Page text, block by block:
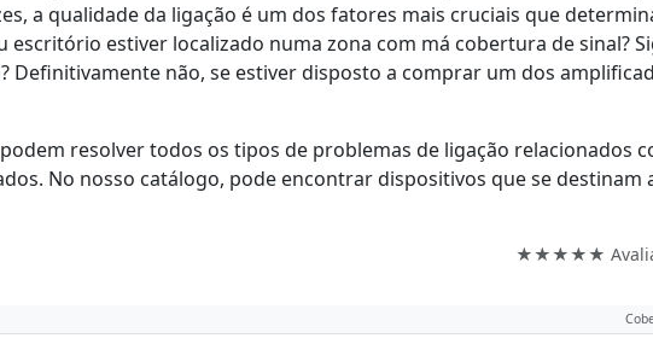
a qualidade da ligação é um dos fatores mais cruciais que
escritório estiver localizado numa zona com má cobertura de sinal?
Definitivamente não, se estiver disposto a comprar um dos
resolver todos os tipos de problemas de ligação relacionados
No nosso catálogo, pode encontrar dispositivos que se
★★★★★